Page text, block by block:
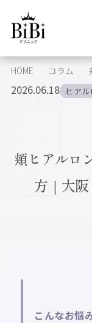
HOME コラム
2026.06.18 ヒア
頬ヒアルロ
方｜大
こんなお悩